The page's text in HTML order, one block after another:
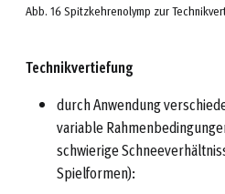
Abb. 16 Spitzkehrenolymp zur
Technikvertiefung
durch Anwendung
variable
schwierige
Spielformen):